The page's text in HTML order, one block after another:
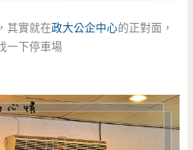
，其實就在政大公企中心的正對面，
一下停車場